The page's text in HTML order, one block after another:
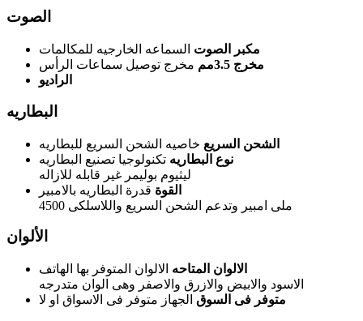
الصوت
مكبر الصوت السماعه الخارجيه للمكالمات
مخرج 3.5مم
مخرج توصيل سماعات الرأس
الراديو
البطاريه
الشحن السريع خاصيه الشحن السريع للبطاريه
نوع البطاريه تكنولوجيا تصنيع البطاريه
ليثيوم بوليمر غير قابله للازاله
القوة قدرة البطاريه بالامبير
4500 ملى امبير وتدعم الشحن السريع واللاسلكى
الألوان
الالوان المتاحه الالوان المتوفر بها الهاتف
الاسود والابيض والازرق والاصفر وهى الوان متدرجه
متوفر فى السوق الجهاز متوفر فى الاسواق او لا